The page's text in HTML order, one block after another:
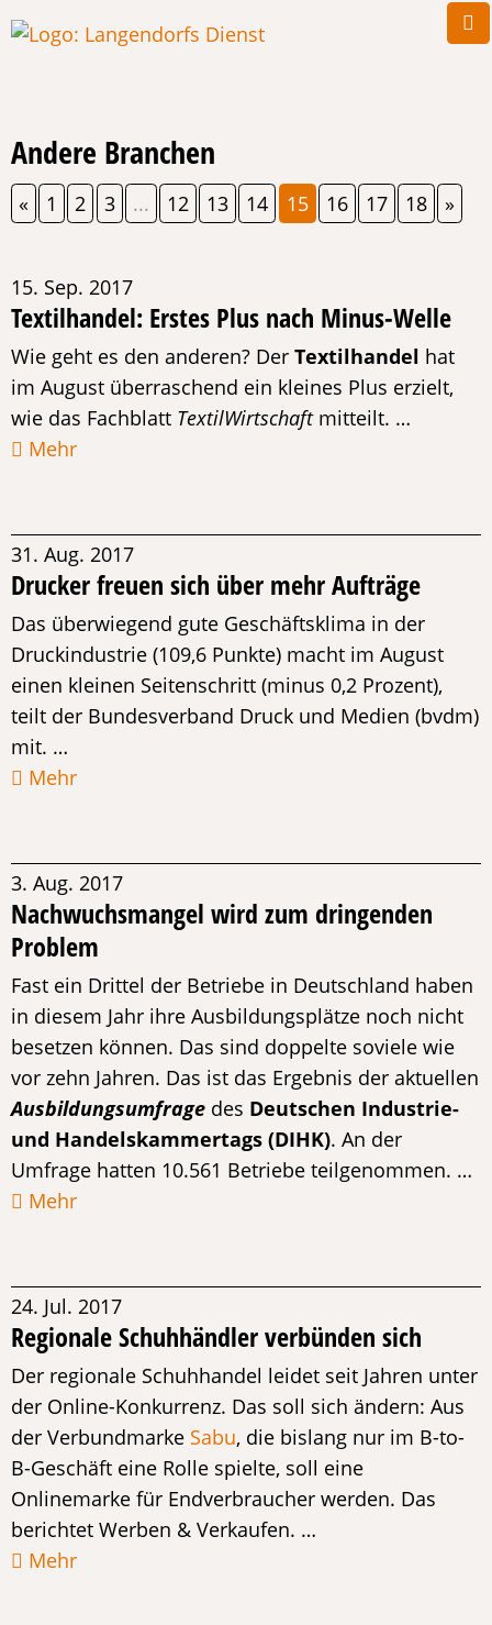
Andere Branchen
« 1 2 3 ... 12 13 14 15 16 17 18 »
15. Sep. 2017
Textilhandel: Erstes Plus nach Minus-Welle
Wie geht es den anderen? Der Textilhandel hat
im August überraschend ein kleines Plus erzielt,
wie das Fachblatt TextilWirtschaftmitteilt. …
Mehr
31. Aug. 2017
Drucker freuen sich über mehr Aufträge
Das überwiegend gute Geschäftsklima in der
Druckindustrie (109,6 Punkte) macht im August
einen kleinen Seitenschritt (minus 0,2 Prozent),
teilt der Bundesverband Druck und Medien (bvdm)
mit. …
Mehr
3. Aug. 2017
Nachwuchsmangel wird zum dringenden
Problem
Fast ein Drittel der Betriebe in Deutschland haben
in diesem Jahr ihre Ausbildungsplätze noch nicht
besetzen können. Das sind doppelte soviele wie
vor zehn Jahren. Das ist das Ergebnis der aktuellen
Ausbildungsumfrage des Deutschen Industrie-
und Handelskammertags (DIHK). An der
Umfrage hatten 10.561 Betriebe teilgenommen. …
Mehr
24. Jul. 2017
Regionale Schuhhändler verbünden sich
Der regionale Schuhhandel leidet seit Jahren unter
der Online-Konkurrenz. Das soll sich ändern: Aus
der Verbundmarke Sabu, die bislang nur im B-to-
B-Geschäft eine Rolle spielte, soll eine
Onlinemarke für Endverbraucher werden. Das
berichtet Werben & Verkaufen. …
Mehr